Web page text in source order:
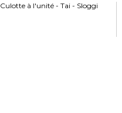
Culotte à l'unité - Tai - Sloggi